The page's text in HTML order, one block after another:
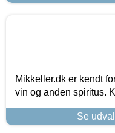
Mikkeller.dk er kendt
vin og anden spiritus.
Se